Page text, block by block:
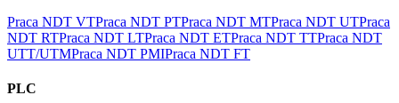
Praca NDT VTPraca NDT PTPraca NDT MTPraca NDT UTPraca
NDT RTPraca NDT LTPraca NDT ETPraca NDT TTPraca NDT
UTT/UTMPraca NDT PMIPraca NDT FT
PLC